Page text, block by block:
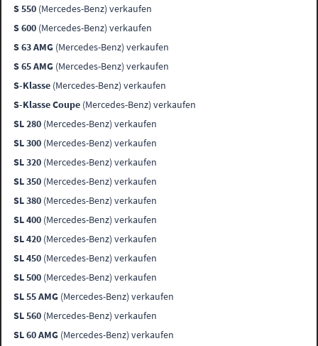
S 550 (Mercedes-Benz) verkaufen
S 600 (Mercedes-Benz) verkaufen
S 63 AMG (Mercedes-Benz) verkaufen
S 65 AMG (Mercedes-Benz) verkaufen
S-Klasse (Mercedes-Benz) verkaufen
S-Klasse Coupe (Mercedes-Benz) verkaufen
SL 280 (Mercedes-Benz) verkaufen
SL 300 (Mercedes-Benz) verkaufen
SL 320 (Mercedes-Benz) verkaufen
SL 350 (Mercedes-Benz) verkaufen
SL 380 (Mercedes-Benz) verkaufen
SL 400 (Mercedes-Benz) verkaufen
SL 420 (Mercedes-Benz) verkaufen
SL 450 (Mercedes-Benz) verkaufen
SL 500 (Mercedes-Benz) verkaufen
SL 55 AMG (Mercedes-Benz) verkaufen
SL 560 (Mercedes-Benz) verkaufen
SL 60 AMG (Mercedes-Benz) verkaufen